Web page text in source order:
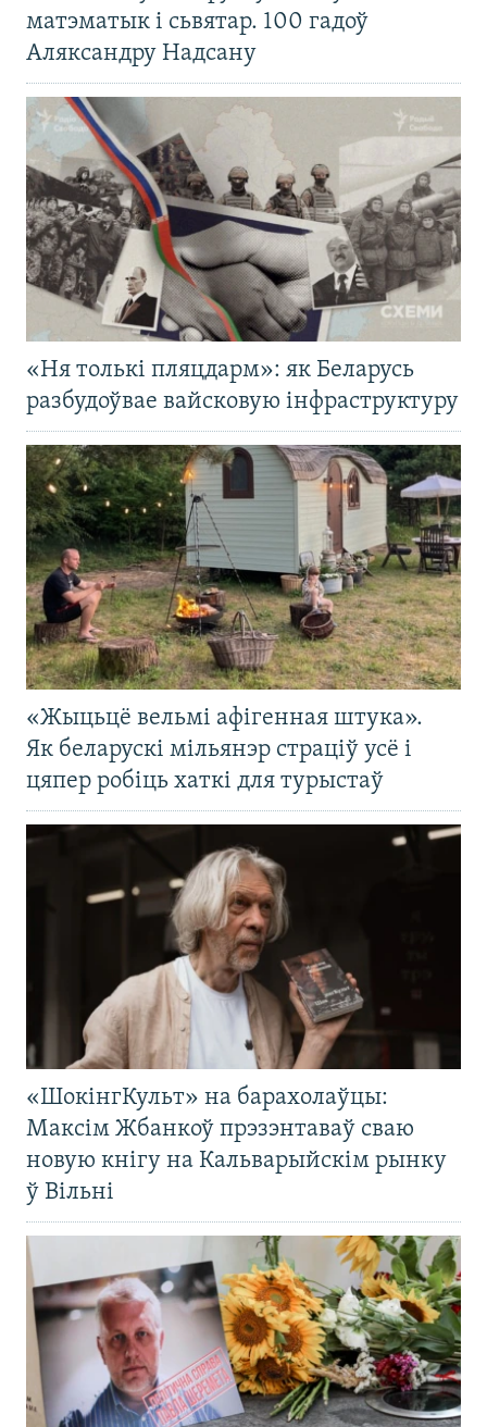
матэматык і сьвятар. 100 гадоў
Аляксандру Надсану
«Ня толькі пляцдарм»: як Беларусь
разбудоўвае вайсковую інфраструктуру
«Жыцьцё вельмі афігенная штука».
Як беларускі мільянэр страціў усё і
цяпер робіць хаткі для турыстаў
«ШокінгКульт» на барахолаўцы:
Максім Жбанкоў прэзэнтаваў сваю
новую кнігу на Кальварыйскім рынку
ў Вільні